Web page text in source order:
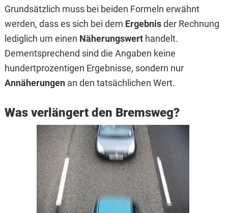
Grundsätzlich muss bei beiden Formeln erwähnt
werden, dass es sich bei dem Ergebnisder Rechnung
lediglich um einen Näherungswerthandelt.
Dementsprechend sind die Angaben keine
hundertprozentigen Ergebnisse, sondern nur
Annäherungenan den tatsächlichen Wert.
Was verlängert den Bremsweg?